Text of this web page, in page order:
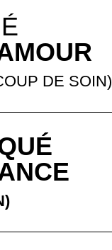
DE SOIN)